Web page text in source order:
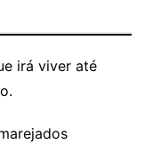
irá viver até